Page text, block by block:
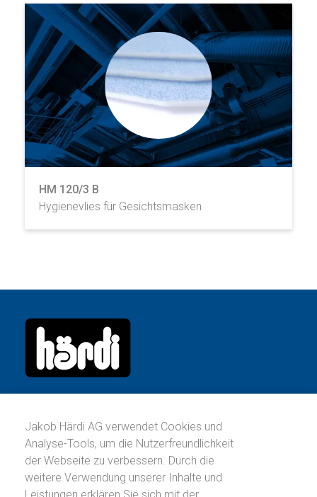
HM 120/3 B
Hygienevlies für Gesichtsmasken
Köllikerstrasse 17
Postfach
CH-5036 Oberentfelden
Telefon: +41 62 737 71 00
Jakob Härdi AG verwendet Cookies und
Analyse-Tools, um die Nutzerfreundlichkeit
der Webseite zu verbessern. Durch die
weitere Verwendung unserer Inhalte und